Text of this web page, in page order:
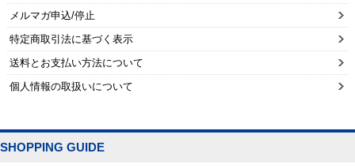
メルマガ申込/停止
特定商取引法に基づく表示
送料とお支払い方法について
個人情報の取扱いについて
SHOPPING GUIDE